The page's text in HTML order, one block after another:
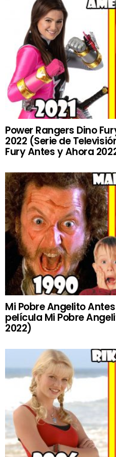
Power Rangers Dino
2022 (Serie de
Fury Antes y Ahora
Mi Pobre Angelito
película Mi Pobre
2022)